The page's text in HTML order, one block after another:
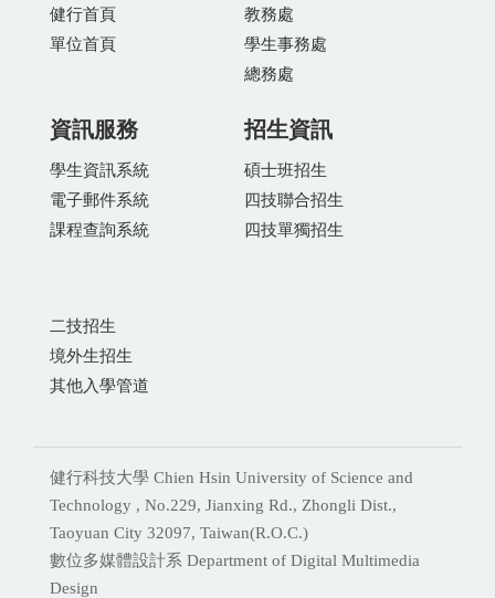
健行首頁
單位首頁
教務處
學生事務處
總務處
資訊服務
學生資訊系統
電子郵件系統
課程查詢系統
招生資訊
碩士班招生
四技聯合招生
四技單獨招生
二技招生
境外生招生
其他入學管道
健行科技大學 Chien Hsin University of Science and
Technology , No.229, Jianxing Rd., Zhongli Dist.,
Taoyuan City 32097, Taiwan(R.O.C.)
數位多媒體設計系 Department of Digital Multimedia
Design